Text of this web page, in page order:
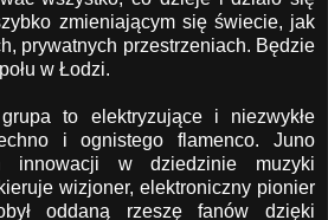
zmieniającym się świecie, jak
prywatnych przestrzeniach. Będzie
w Łodzi.
to elektryzujące i niezwykłe
i ognistego flamenco. Juno
innowacji w dziedzinie muzyki
wizjoner, elektroniczny pionier
oddaną rzeszę fanów dzięki